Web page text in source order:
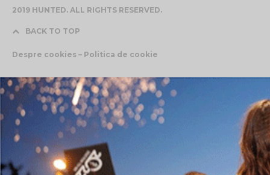
2019 HUNTED. ALL RIGHTS RESERVED.
BACK TO TOP
Despre cookies – Politica de cookie